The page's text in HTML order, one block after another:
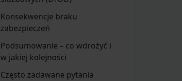
Konsekwencje braku
zabezpieczeń
Podsumowanie – co wdrożyć i
w jakiej kolejności
Często zadawane pytania